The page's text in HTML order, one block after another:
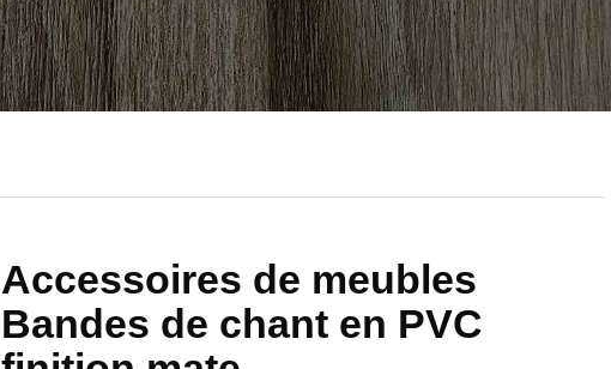
Accessoires de meubles
Bandes de chant en PVC